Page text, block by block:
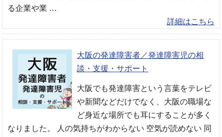
る企業や業 …
詳細はこちら
大阪の発達障害者／発達障害児の相
談・支援・サポート
大阪でも発達障害という言葉をテレビ
や新聞などだけでなく、大阪の職場な
ど身近な場所でも耳にすることが多く
なりました。 人の気持ちがわからない 空気が読めない 同